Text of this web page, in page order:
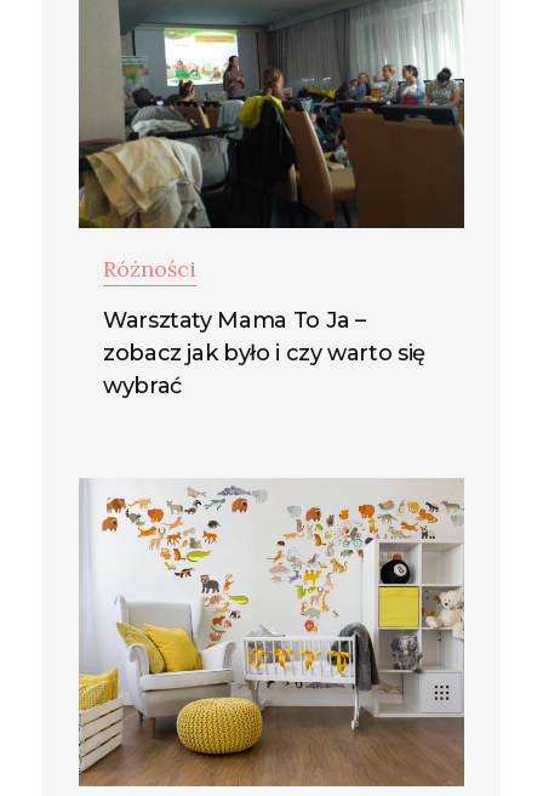
Różności
Warsztaty Mama To Ja –
zobacz jak było i czy warto się
wybrać